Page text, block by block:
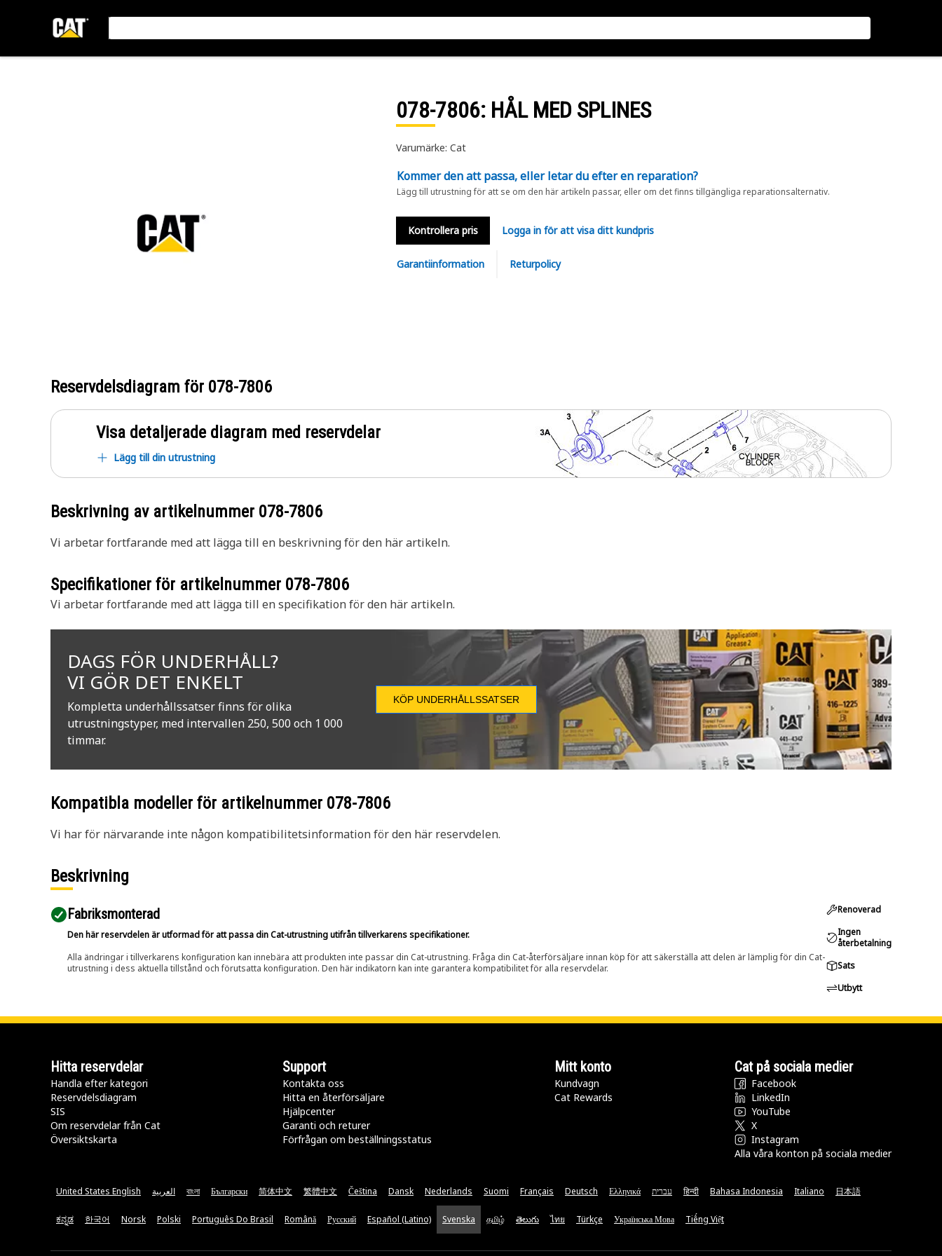
078-7806: HÅL MED SPLINES
Varumärke: Cat
Kommer den att passa, eller letar du efter en reparation?
Lägg till utrustning för att se om den här artikeln passar, eller om det finns tillgängliga reparationsalternativ.
Kontrollera pris Logga in för att visa ditt kundpris
Garantiinformation Returpolicy
Reservdelsdiagram för 078-7806
Visa detaljerade diagram med reservdelar
Lägg till din utrustning
Beskrivning av artikelnummer 078-7806
Vi arbetar fortfarande med att lägga till en beskrivning för den här artikeln.
Specifikationer för artikelnummer 078-7806
Vi arbetar fortfarande med att lägga till en specifikation för den här artikeln.
DAGS FÖR UNDERHÅLL?
VI GÖR DET ENKELT
Kompletta underhållssatser finns för olika
utrustningstyper, med intervallen 250, 500 och 1 000
timmar.
KÖP UNDERHÅLLSSATSER
Kompatibla modeller för artikelnummer 078-7806
Vi har för närvarande inte någon kompatibilitetsinformation för den här reservdelen.
Beskrivning
Fabriksmonterad
Den här reservdelen är utformad för att passa din Cat-utrustning utifrån tillverkarens specifikationer.
Alla ändringar i tillverkarens konfiguration kan innebära att produkten inte passar din Cat-utrustning. Fråga din Cat-återförsäljare innan köp för att säkerställa att delen är lämplig för din Cat-
utrustning i dess aktuella tillstånd och förutsatta konfiguration. Den här indikatorn kan inte garantera kompatibilitet för alla reservdelar.
Renoverad
Ingen
återbetalning
Sats
Utbytt
Hitta reservdelar
Handla efter kategori
Reservdelsdiagram
SIS
Om reservdelar från Cat
Översiktskarta
Support
Kontakta oss
Hitta en återförsäljare
Hjälpcenter
Garanti och returer
Förfrågan om beställningsstatus
Mitt konto
Kundvagn
Cat Rewards
Cat på sociala medier
Facebook
LinkedIn
YouTube
X
Instagram
Alla våra konton på sociala medier
United States English العربية বাংলা Български 简体中文 繁體中文 Čeština Dansk Nederlands Suomi Français Deutsch Ελληνικά עברית हिन्दी Bahasa Indonesia Italiano 日本語
ಕನ್ನಡ 한국어 Norsk Polski Português Do Brasil Română Русский Español (Latino) Svenska தமிழ் తెలుగు ไทย Türkçe Українська Мова Tiếng Việt